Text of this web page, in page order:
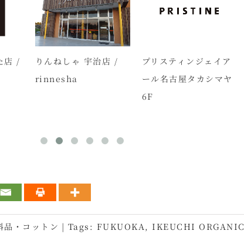
店 /
りんねしゃ 宇治店 /
rinnesha
プリスティンジェイア
ール名古屋タカシマヤ
6F
品・コットン | Tags: FUKUOKA,IKEUCHI ORGANIC